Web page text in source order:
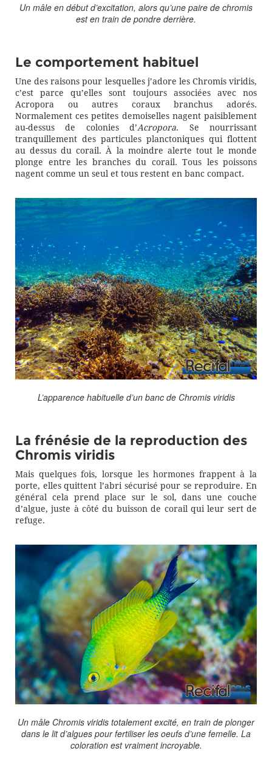
Un mâle en début d’excitation, alors qu’une paire de chromis
est en train de pondre derrière.
Le comportement habituel
Une des raisons pour lesquelles j’adore les Chromis viridis,
c’est parce qu’elles sont toujours associées avec nos
Acropora ou autres coraux branchus adorés.
Normalement ces petites demoiselles nagent paisiblement
au-dessus de colonies d’Acropora. Se nourrissant
tranquillement des particules planctoniques qui flottent
au dessus du corail. À la moindre alerte tout le monde
plonge entre les branches du corail. Tous les poissons
nagent comme un seul et tous restent en banc compact.
L’apparence habituelle d’un banc de Chromis viridis
La frénésie de la reproduction des
Chromis viridis
Mais quelques fois, lorsque les hormones frappent à la
porte, elles quittent l’abri sécurisé pour se reproduire. En
général cela prend place sur le sol, dans une couche
d’algue, juste à côté du buisson de corail qui leur sert de
refuge.
Un mâle Chromis viridis totalement excité, en train de plonger
dans le lit d’algues pour fertiliser les oeufs d’une femelle. La
coloration est vraiment incroyable.